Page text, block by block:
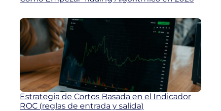
Estrategia de Cortos Basada en el Indicador
ROC (reglas de entrada y salida)